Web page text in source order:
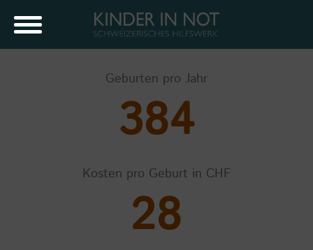
Geburten pro Jahr
384
Kosten pro Geburt in CHF
28